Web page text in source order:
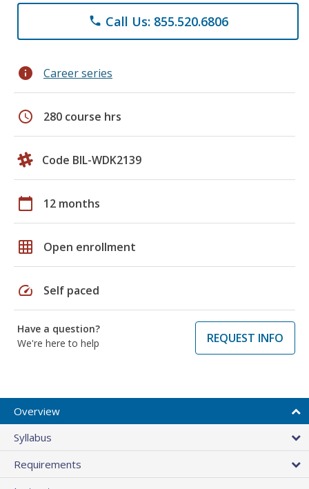
phone Call Us: 855.520.6806
info Career series
schedule 280 course hrs
Code BIL-WDK2139
calendar_today 12 months
grid_on Open enrollment
speed Self paced
Have a question?
We're here to help
REQUEST INFO
Overview
Syllabus
Requirements